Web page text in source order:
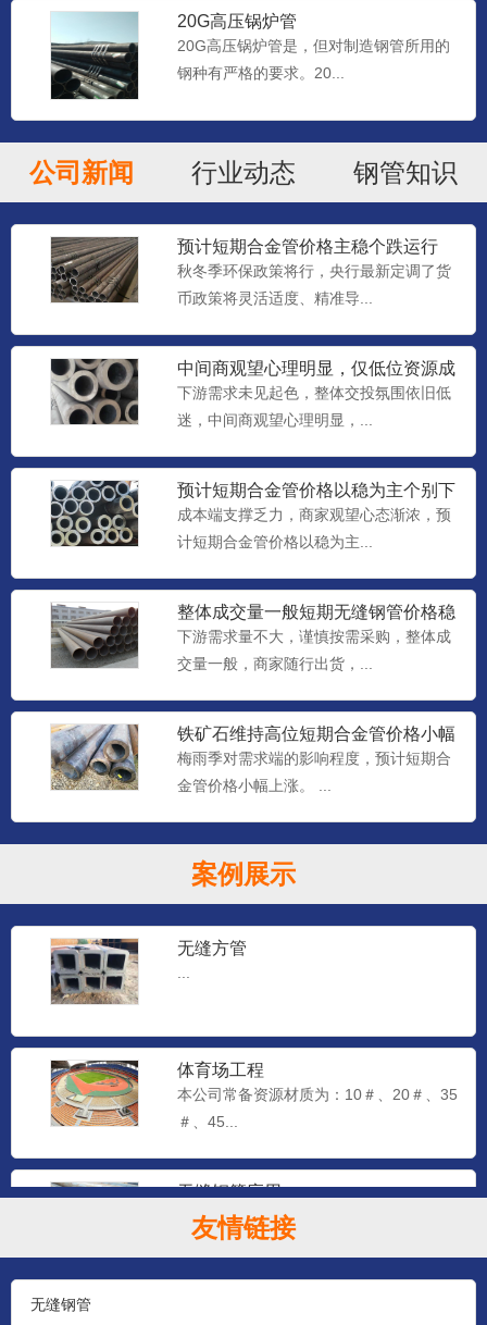
20G高压锅炉管
20G高压锅炉管是，但对制造钢管所用的
钢种有严格的要求。20...
公司新闻 行业动态 钢管知识
预计短期合金管价格主稳个跌运行
秋冬季环保政策将行，央行最新定调了货
币政策将灵活适度、精准导...
中间商观望心理明显，仅低位资源成
交尚可，预计短期合金管价格
下游需求未见起色，整体交投氛围依旧低
迷，中间商观望心理明显，...
预计短期合金管价格以稳为主个别下
调
成本端支撑乏力，商家观望心态渐浓，预
计短期合金管价格以稳为主...
整体成交量一般短期无缝钢管价格稳
中个调整理
下游需求量不大，谨慎按需采购，整体成
交量一般，商家随行出货，...
铁矿石维持高位短期合金管价格小幅
上涨
梅雨季对需求端的影响程度，预计短期合
金管价格小幅上涨。 ...
案例展示
无缝方管
...
体育场工程
本公司常备资源材质为：10＃、20＃、35
＃、45...
无缝钢管应用
本公司常备资源材质为：10＃、20＃、35
＃、45...
友情链接
无缝钢管